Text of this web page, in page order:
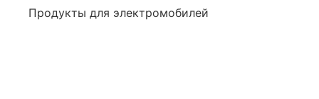
Продукты для электромобилей